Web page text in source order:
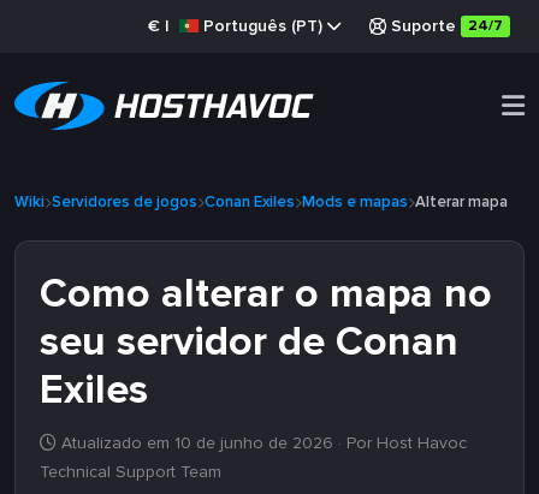
€ | Português (PT) Suporte 24/7
Wiki Servidores de jogos Conan Exiles Mods e mapas Alterar mapa
Como alterar o mapa no
seu servidor de Conan
Exiles
Atualizado em 10 de junho de 2026 · Por Host Havoc
Technical Support Team